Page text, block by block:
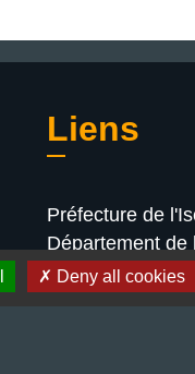
Liens
Préfecture de
Département de
Bièvre Isère
Deny all cookies